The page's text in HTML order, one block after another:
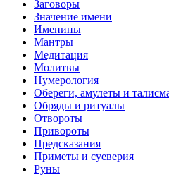
Заговоры
Значение имени
Именины
Мантры
Медитация
Молитвы
Нумерология
Обереги, амулеты и
Обряды и ритуалы
Отвороты
Привороты
Предсказания
Приметы и суеверия
Руны